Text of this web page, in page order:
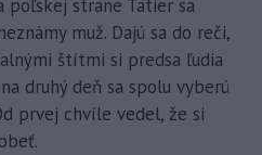
poľskej strane Tatier sa
muž. Dajú sa do reči,
štítmi si predsa ľudia
druhý deň sa spolu vyberú
prvej chvíle vedel, že si